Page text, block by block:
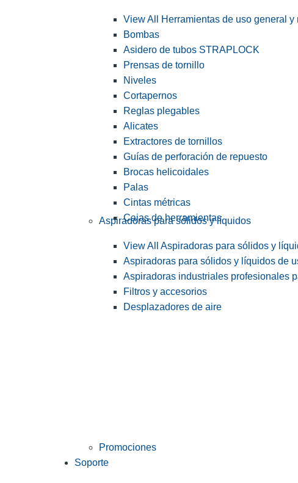
View All Herramientas de uso general y
Bombas
Asidero de tubos STRAPLOCK
Prensas de tornillo
Niveles
Cortapernos
Reglas plegables
Alicates
Extractores de tornillos
Guías de perforación de repuesto
Brocas helicoidales
Palas
Cintas métricas
Cajas de herramientas
Aspiradoras para sólidos y líquidos
View All Aspiradoras para sólidos y
Aspiradoras para sólidos y líquidos de
Aspiradoras industriales profesionales
Filtros y accesorios
Desplazadores de aire
Promociones
Soporte